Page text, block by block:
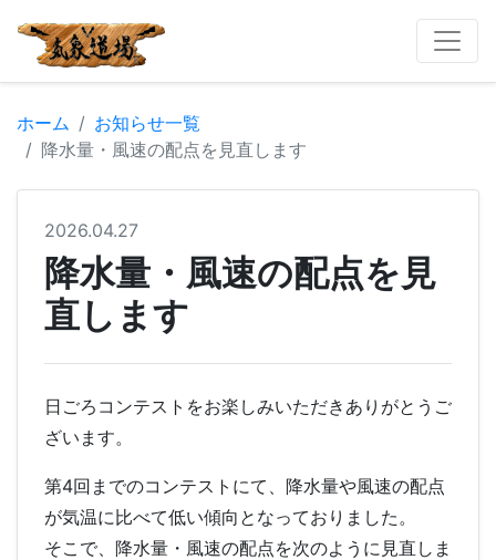
ホーム
お知らせ一覧
降水量・風速の配点を見直します
2026.04.27
降水量・風速の配点を見
直します
日ごろコンテストをお楽しみいただきありがとうご
ざいます。
第4回までのコンテストにて、降水量や風速の配点
が気温に比べて低い傾向となっておりました。
そこで、降水量・風速の配点を次のように見直しま